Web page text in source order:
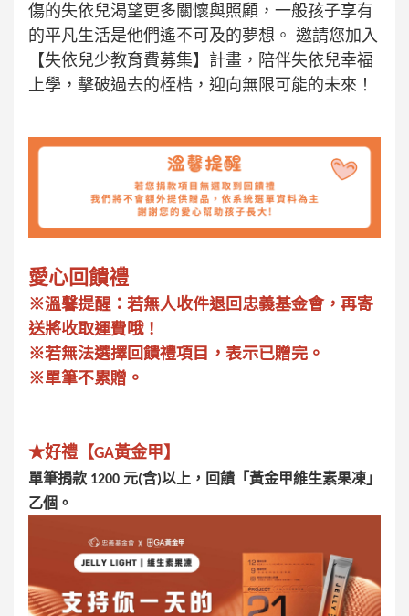
傷的失依兒渴望更多關懷與照顧，一般孩子享有
的平凡生活是他們遙不可及的夢想。 邀請您加入
【失依兒少教育費募集】計畫，陪伴失依兒幸福
上學，擊破過去的桎梏，迎向無限可能的未來！
愛心回饋禮
※溫馨提醒：若無人收件退回忠義基金會，再寄
送將收取運費哦！
※若無法選擇回饋禮項目，表示已贈完。
※單筆不累贈。
★好禮【GA黃金甲】
單筆捐款 1200 元(含)以上，回饋「黃金甲維生素果凍」
乙個。